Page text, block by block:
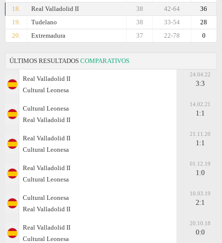
18.
Real Valladolid II 36
42-64
38
19.
Tudelano 28
33-54
38
20.
Extremadura 0
22-78
37
ÚLTIMOS RESULTADOS COMPARATIVOS
Real Valladolid II
Cultural Leonesa
24.04.22
3:3
Cultural Leonesa
Real Valladolid II
14.02.21
1:1
Real Valladolid II
Cultural Leonesa
21.11.20
1:1
Real Valladolid II
Cultural Leonesa
01.12.19
1:0
Cultural Leonesa
Real Valladolid II
10.03.19
2:1
Real Valladolid II
Cultural Leonesa
20.10.18
0:0